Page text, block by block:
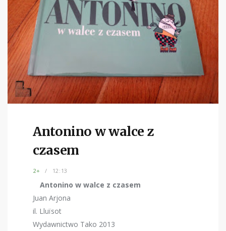
Antonino w walce z
czasem
2+ 12:13
Antonino w walce z czasem
Juan Arjona
il. Lluïsot
Wydawnictwo Tako 2013